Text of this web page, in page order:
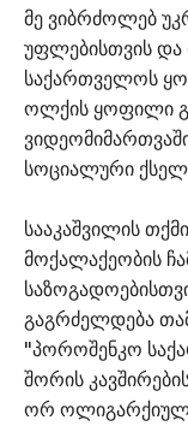
მე ვიბრძოლებ
უფლებისთვის და
საქართველოს
ოლქის ყოფილი
სოციალური
სააკაშვილის
მოქალაქეობის
გაგრძელდება
"პოროშენკო
შორის
ორ ოლიგარქიულ